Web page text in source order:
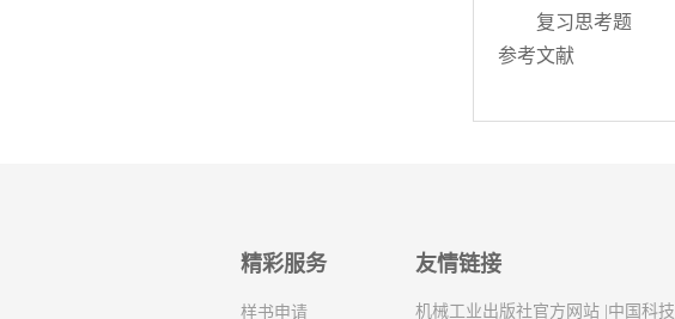
复习思考题
参考文献
精彩服务
样书申请
友情链接
机械工业出版社官方网站 中国科技